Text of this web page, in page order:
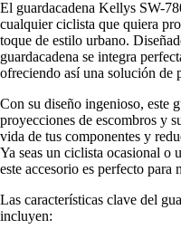
El guardacadena Kellys SW-
cualquier ciclista que quiera
toque de estilo urbano.
guardacadena se integra
ofreciendo así una solución de
Con su diseño ingenioso, este
proyecciones de escombros y
vida de tus componentes y
Ya seas un ciclista ocasional o
este accesorio es perfecto
Las características clave del
incluyen: